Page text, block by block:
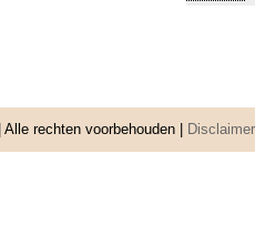
| Alle rechten voorbehouden | Disclaimer